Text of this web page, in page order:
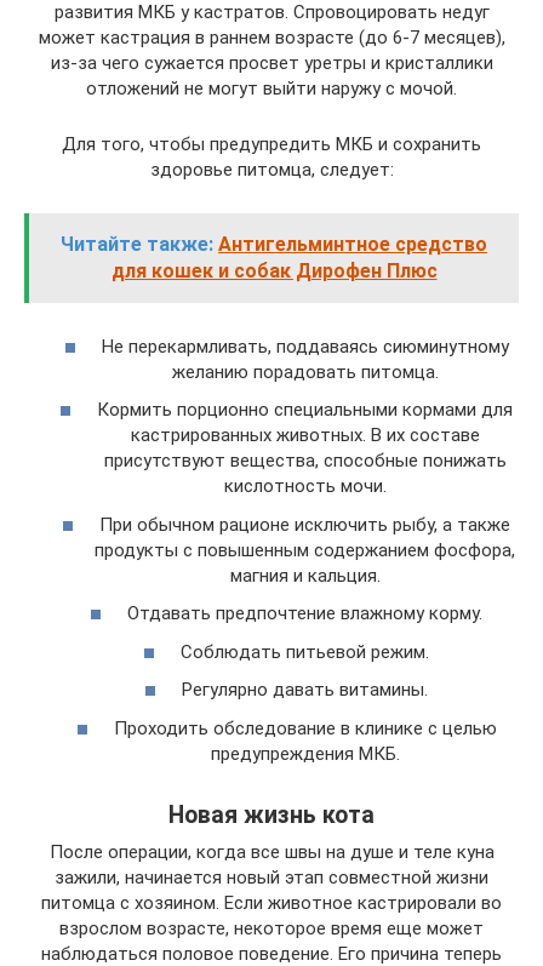
развития МКБ у кастратов. Спровоцировать недуг
может кастрация в раннем возрасте (до 6-7 месяцев),
из-за чего сужается просвет уретры и кристаллики
отложений не могут выйти наружу с мочой.
Для того, чтобы предупредить МКБ и сохранить
здоровье питомца, следует:
Читайте также: Антигельминтное средство
для кошек и собак Дирофен Плюс
Не перекармливать, поддаваясь сиюминутному
желанию порадовать питомца.
Кормить порционно специальными кормами для
кастрированных животных. В их составе
присутствуют вещества, способные понижать
кислотность мочи.
При обычном рационе исключить рыбу, а также
продукты с повышенным содержанием фосфора,
магния и кальция.
Отдавать предпочтение влажному корму.
Соблюдать питьевой режим.
Регулярно давать витамины.
Проходить обследование в клинике с целью
предупреждения МКБ.
Новая жизнь кота
После операции, когда все швы на душе и теле куна
зажили, начинается новый этап совместной жизни
питомца с хозяином. Если животное кастрировали во
взрослом возрасте, некоторое время еще может
наблюдаться половое поведение. Его причина теперь